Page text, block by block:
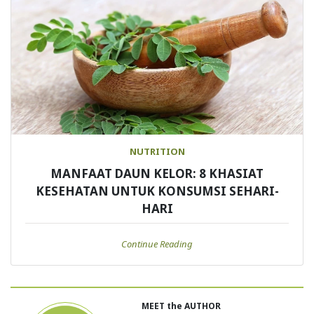
NUTRITION
MANFAAT DAUN KELOR: 8 KHASIAT
KESEHATAN UNTUK KONSUMSI SEHARI-
HARI
Continue Reading
MEET the AUTHOR